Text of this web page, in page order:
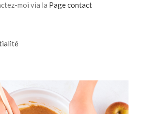
moi via la Page contact